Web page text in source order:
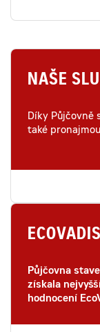
NAŠE
Díky Půjčovně
také
Půjčovna
získala
hodnocení